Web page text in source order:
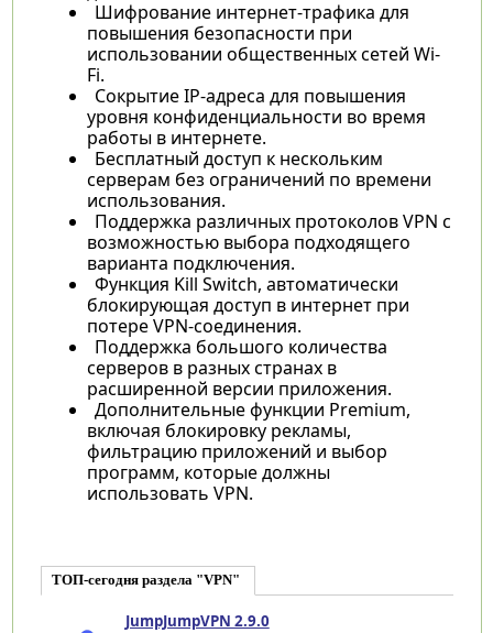
Шифрование интернет-трафика для
повышения безопасности при
использовании общественных сетей Wi-
Fi.
Сокрытие IP-адреса для повышения
уровня конфиденциальности во время
работы в интернете.
Бесплатный доступ к нескольким
серверам без ограничений по времени
использования.
Поддержка различных протоколов VPN с
возможностью выбора подходящего
варианта подключения.
Функция Kill Switch, автоматически
блокирующая доступ в интернет при
потере VPN-соединения.​
Поддержка большого количества
серверов в разных странах в
расширенной версии приложения.
Дополнительные функции Premium,
включая блокировку рекламы,
фильтрацию приложений и выбор
программ, которые должны
использовать VPN.​
ТОП-сегодня раздела "VPN"
JumpJumpVPN 2.9.0